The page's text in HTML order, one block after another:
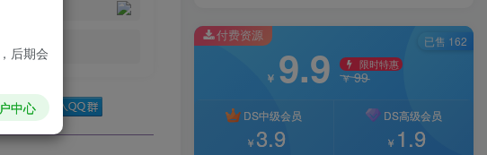
：
付费资源
￥ 9.9 限时特惠
￥99
DS中级会员
￥ 3.9
DS高级会员
￥ 1.9
已售 162
后期会
中心